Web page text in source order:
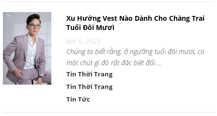
Xu Hướng Vest Nào Dành Cho Chàng Trai
Tuổi Đôi Mươi
Apr 5, 2023
Chúng ta biết rằng, ở ngưỡng tuổi đôi mươi, có
một chút gì đó rất đặc biệt đối ...
Tin Thời Trang
Tin Thời Trang
Tin Tức